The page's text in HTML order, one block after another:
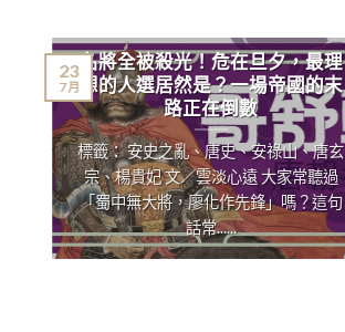
名將全被殺光！危在旦夕，最理
想的人選居然是？一場帝國的末
路正在倒數
標籤： 安史之亂、唐史、安祿山、唐玄
宗、楊貴妃 文／雲淡心遠 大家常聽過
「蜀中無大將，廖化作先鋒」嗎？這句
話常......
23
7 月